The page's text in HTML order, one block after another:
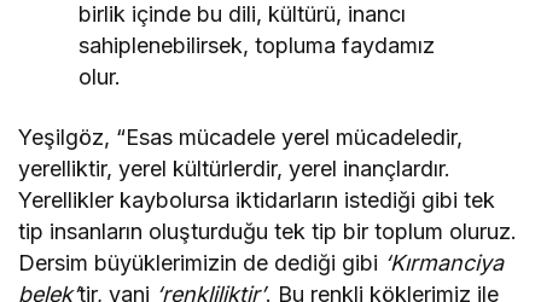
birlik içinde bu dili, kültürü, inancı
sahiplenebilirsek, topluma faydamız
olur.
Yeşilgöz, “Esas mücadele yerel mücadeledir,
yerelliktir, yerel kültürlerdir, yerel inançlardır.
Yerellikler kaybolursa iktidarların istediği gibi tek
tip insanların oluşturduğu tek tip bir toplum oluruz.
Dersim büyüklerimizin de dediği gibi ‘Kırmanciya
belek’tir, yani ‘renkliliktir’. Bu renkli köklerimiz ile